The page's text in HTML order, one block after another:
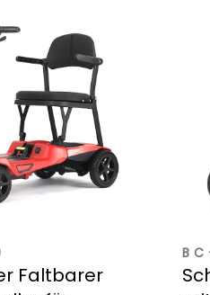
Faltbarer